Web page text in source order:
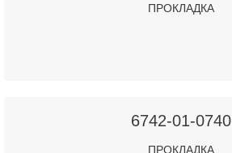
ПРОКЛАДКА
6742-01-0740
ПРОКЛАДКА